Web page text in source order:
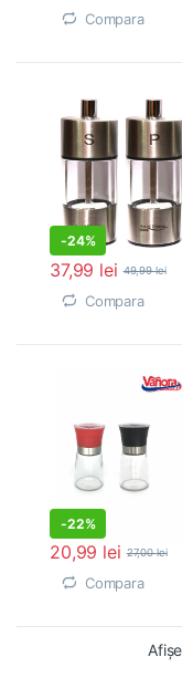
Compara
-24%
37,99 lei 49,99lei
Compara
-22%
20,99 lei 27,00lei
Compara